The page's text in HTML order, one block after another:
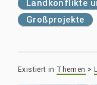
Landkonflikte
Großprojekte
Existiert in Themen >